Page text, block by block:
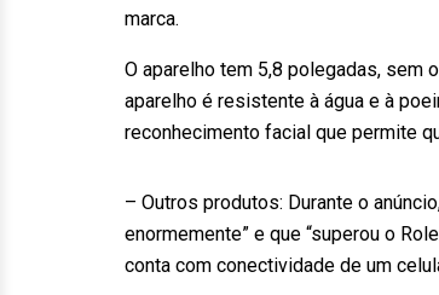
marca.
O aparelho tem 5,8 polegadas, sem
aparelho é resistente à água e à
reconhecimento facial que permite
– Outros produtos: Durante o
enormemente” e que “superou o
conta com conectividade de um